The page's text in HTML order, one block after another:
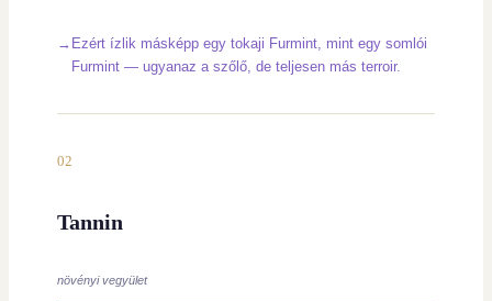
Ezért ízlik másképp egy tokaji Furmint, mint egy somlói
Furmint — ugyanaz a szőlő, de teljesen más terroir.
02
Tannin
növényi vegyület